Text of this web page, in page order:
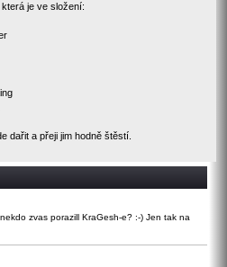
je ve složení:
dařit a přeji jim hodně štěstí.
zvas porazill KraGesh-e? :-) Jen tak na